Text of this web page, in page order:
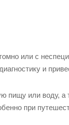
или с
и
пищу или воду,
при